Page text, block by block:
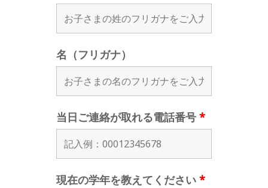
名（フリガナ）
当日ご連絡が取れる電話番号 *
現在の学年を教えてください *